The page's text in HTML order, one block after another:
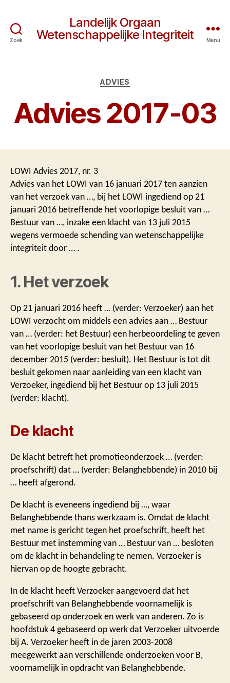
Zoek
Landelijk Orgaan
Wetenschappelijke Integriteit
Menu
Categorieën
ADVIES
Advies 2017-03
LOWI Advies 2017, nr. 3
Advies van het LOWI van 16 januari 2017 ten aanzien
van het verzoek van …, bij het LOWI ingediend op 21
januari 2016 betreffende het voorlopige besluit van …
Bestuur van …, inzake een klacht van 13 juli 2015
wegens vermoede schending van wetenschappelijke
integriteit door … .
1. Het verzoek
Op 21 januari 2016 heeft … (verder: Verzoeker) aan het
LOWI verzocht om middels een advies aan … Bestuur
van … (verder: het Bestuur) een herbeoordeling te geven
van het voorlopige besluit van het Bestuur van 16
december 2015 (verder: besluit). Het Bestuur is tot dit
besluit gekomen naar aanleiding van een klacht van
Verzoeker, ingediend bij het Bestuur op 13 juli 2015
(verder: klacht).
De klacht
De klacht betreft het promotieonderzoek … (verder:
proefschrift) dat … (verder: Belanghebbende) in 2010 bij
… heeft afgerond.
De klacht is eveneens ingediend bij …, waar
Belanghebbende thans werkzaam is. Omdat de klacht
met name is gericht tegen het proefschrift, heeft het
Bestuur met instemming van … Bestuur van … besloten
om de klacht in behandeling te nemen. Verzoeker is
hiervan op de hoogte gebracht.
In de klacht heeft Verzoeker aangevoerd dat het
proefschrift van Belanghebbende voornamelijk is
gebaseerd op onderzoek en werk van anderen. Zo is
hoofdstuk 4 gebaseerd op werk dat Verzoeker uitvoerde
bij A. Verzoeker heeft in de jaren 2003-2008
meegewerkt aan verschillende onderzoeken voor B,
voornamelijk in opdracht van Belanghebbende.